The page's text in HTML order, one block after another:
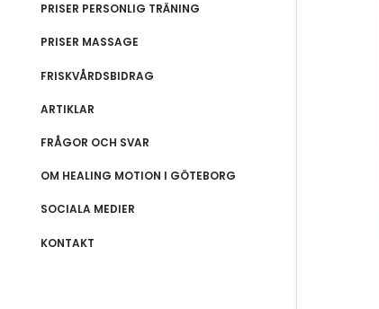
PRISER PERSONLIG TRÄNING
PRISER MASSAGE
FRISKVÅRDSBIDRAG
ARTIKLAR
FRÅGOR OCH SVAR
OM HEALING MOTION I GÖTEBORG
SOCIALA MEDIER
KONTAKT